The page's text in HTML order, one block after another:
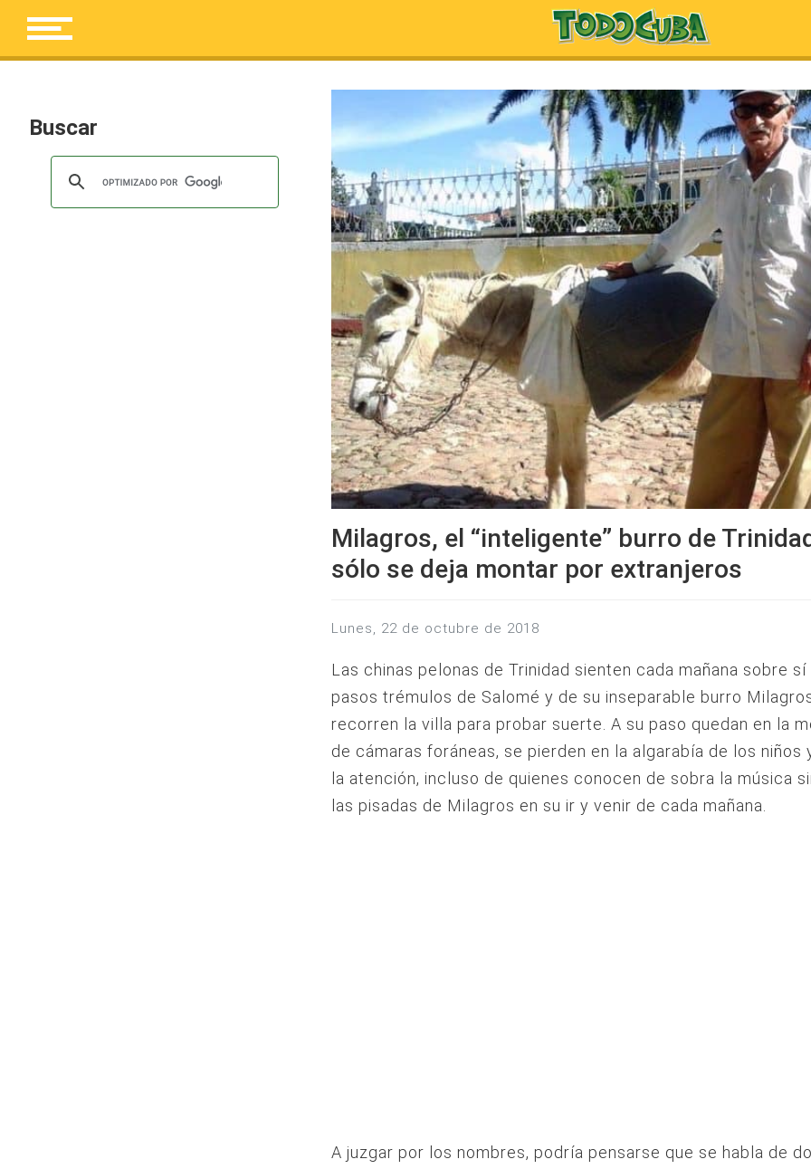
Buscar
Milagros, el “inteligente” burro de
sólo se deja montar por extranjeros
lunes, 22 de octubre de 2018
Las chinas pelonas de Trinidad sienten cada mañana sobre sí
pasos trémulos de Salomé y de su inseparable burro
recorren la villa para probar suerte. A su paso quedan en la
de cámaras foráneas, se pierden en la algarabía de los niños
la atención, incluso de quienes conocen de sobra la música
las pisadas de Milagros en su ir y venir de cada mañana.
A juzgar por los nombres, podría pensarse que se habla de